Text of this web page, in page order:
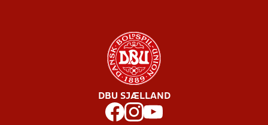
DBU SJÆLLAND